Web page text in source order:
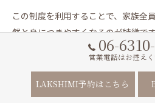
この制度を利用することで、家族全
然と身につきやすくなるのが特徴で
プログラムに参加したり、親子で運
のコミュニケーションも活発に。費
長期間続けられるという声も多く聞
06-
営業電話はお控えく
LAKSHIMI予約はこちら